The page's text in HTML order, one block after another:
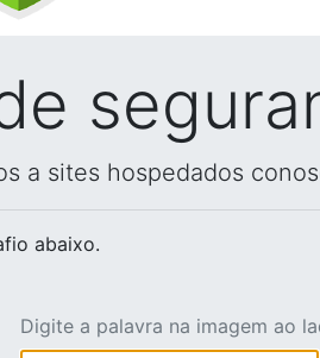
a sites hospedados
abaixo.
Digite a palavra na imagem ao